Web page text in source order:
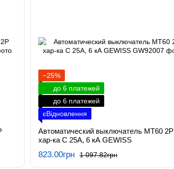
−25%
до 6 платежей
до 6 платежей
єВідновлення
Автоматический выключатель МТ60 2P
хар-ка C 25А, 6 кА GEWISS
1 097.82грн
823.00грн